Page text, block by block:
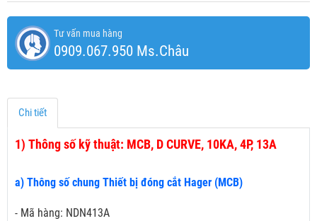
Tư vấn mua hàng
0909.067.950 Ms.Châu
Chi tiết
1) Thông số kỹ thuật: MCB, D CURVE, 10KA, 4P, 13A
a) Thông số chung Thiết bị đóng cắt Hager (MCB)
- Mã hàng: NDN413A